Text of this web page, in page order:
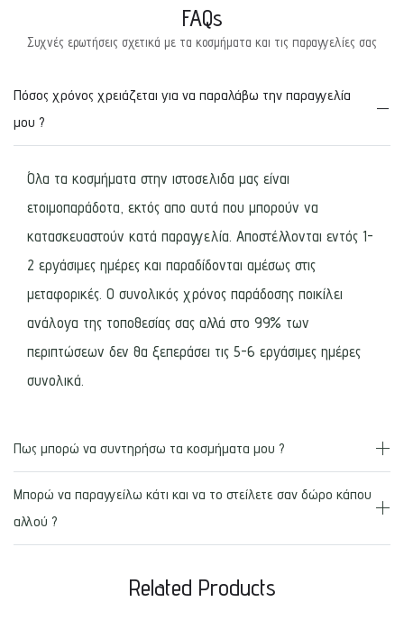
FAQs
Συχνές ερωτήσεις σχετικά με τα κοσμήματα και τις παραγγελίες σας
Πόσος χρόνος χρειάζεται για να παραλάβω την παραγγελία
μου ?
Όλα τα κοσμήματα στην ιστοσελιδα μας είναι
ετοιμοπαράδοτα, εκτός απο αυτά που μπορούν να
κατασκευαστούν κατά παραγγελία. Αποστέλλονται εντός 1-
2 εργάσιμες ημέρες και παραδίδονται αμέσως στις
μεταφορικές. Ο συνολικός χρόνος παράδοσης ποικίλει
ανάλογα της τοποθεσίας σας αλλά στο 99% των
περιπτώσεων δεν θα ξεπεράσει τις 5-6 εργάσιμες ημέρες
συνολικά.
Πως μπορώ να συντηρήσω τα κοσμήματα μου ?
Μπορώ να παραγγείλω κάτι και να το στείλετε σαν δώρο κάπου
αλλού ?
Related Products